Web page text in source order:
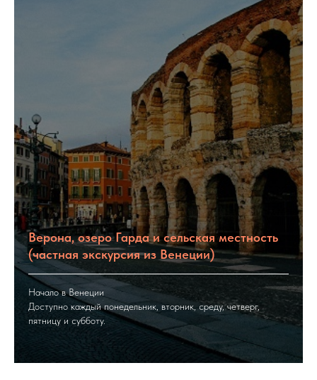
Верона, озеро Гарда и сельская местность
(частная экскурсия из Венеции)
Начало в Венеции
Доступно каждый понедельник, вторник, среду, четверг,
пятницу и субботу.